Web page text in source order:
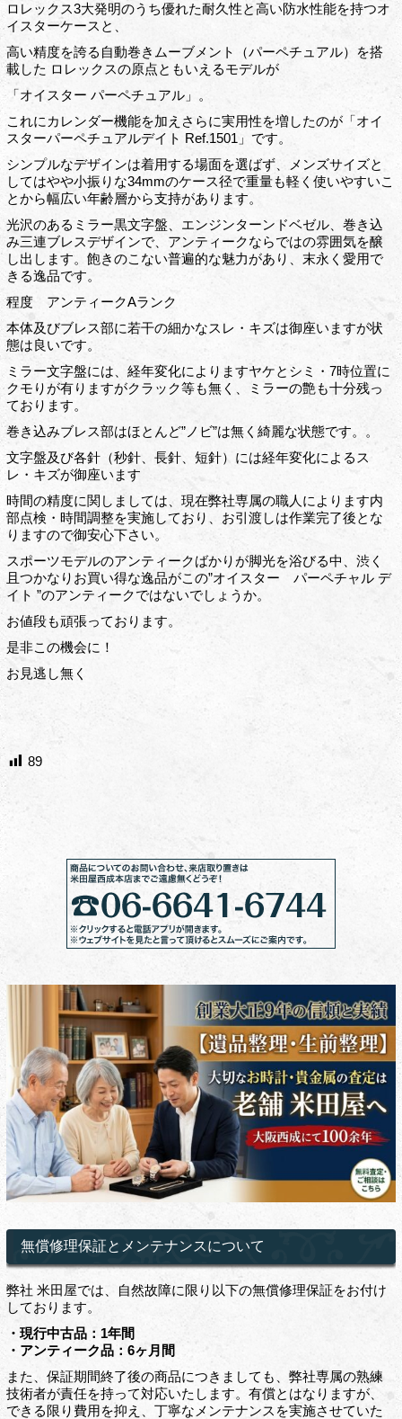
ロレックス3大発明のうち優れた耐久性と高い防水性能を持つオ
イスターケースと、
高い精度を誇る自動巻きムーブメント（パーペチュアル）を搭
載した ロレックスの原点ともいえるモデルが
「オイスター パーペチュアル」。
これにカレンダー機能を加えさらに実用性を増したのが「オイ
スターパーペチュアルデイト Ref.1501」です。
シンプルなデザインは着用する場面を選ばず、メンズサイズと
してはやや小振りな34mmのケース径で重量も軽く使いやすいこ
とから幅広い年齢層から支持があります。
光沢のあるミラー黒文字盤、エンジンターンドベゼル、巻き込
み三連ブレスデザインで、アンティークならではの雰囲気を醸
し出します。飽きのこない普遍的な魅力があり、末永く愛用で
きる逸品です。
程度 アンティークAランク
本体及びブレス部に若干の細かなスレ・キズは御座いますが状
態は良いです。
ミラー文字盤には、経年変化によりますヤケとシミ・7時位置に
クモりが有りますがクラック等も無く、ミラーの艶も十分残っ
ております。
巻き込みブレス部はほとんど”ノビ”は無く綺麗な状態です。。
文字盤及び各針（秒針、長針、短針）には経年変化によるス
レ・キズが御座います
時間の精度に関しましては、現在弊社専属の職人によります内
部点検・時間調整を実施しており、お引渡しは作業完了後とな
りますので御安心下さい。
スポーツモデルのアンティークばかりが脚光を浴びる中、渋く
且つかなりお買い得な逸品がこの”オイスター パーペチャル デ
イト ”のアンティークではないでしょうか。
お値段も頑張っております。
是非この機会に！
お見逃し無く
89
無償修理保証とメンテナンスについて
弊社 米田屋では、自然故障に限り以下の無償修理保証をお付け
しております。
・現行中古品：1年間
・アンティーク品：6ヶ月間
また、保証期間終了後の商品につきましても、弊社専属の熟練
技術者が責任を持って対応いたします。有償とはなりますが、
できる限り費用を抑え、丁寧なメンテナンスを実施させていた